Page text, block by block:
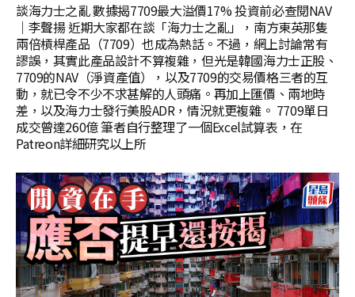
談海力士之亂 數據揭7709最大溢價17% 投資前必查閱NAV
｜李聲揚 近期大家都在談「海力士之亂」，南方東英那隻
兩倍槓桿產品（7709）也成為熱話。不過，網上討論常有
謬誤，其實此產品設計不算複雜，但光是韓國海力士正股、
7709的NAV（淨資產值），以及7709的交易價格三者的互
動，就已令不少不求甚解的人頭痛。再加上匯價、兩地時
差，以及海力士發行美股ADR，情況就更複雜。 7709單日
成交曾達260億 筆者自行整理了一個Excel試算表，在
Patreon詳細研究以上所